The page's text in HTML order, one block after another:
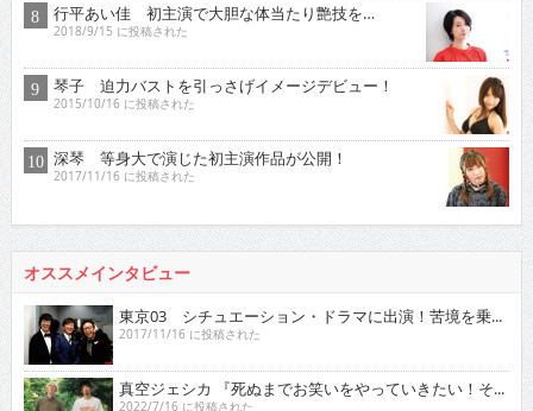
行平あい佳 初主演で大胆な体当たり艶技を…
2018/9/15 に投稿された
琴子 迫力バストを引っさげイメージデビュー！
2015/10/16 に投稿された
深琴 等身大で演じた初主演作品が公開！
2017/11/16 に投稿された
オススメインタビュー
東京03 シチュエーション・ドラマに出演！苦境を乗...
2017/11/16 に投稿された
真空ジェシカ 『死ぬまでお笑いをやっていきたい！そ...
2022/7/16 に投稿された